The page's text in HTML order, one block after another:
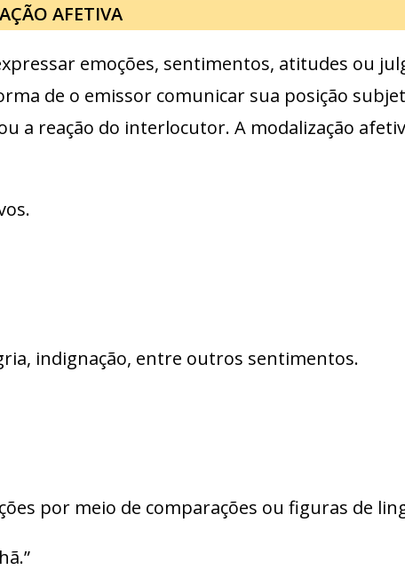
AFETIVA
emoções, sentimentos, atitudes ou
de o emissor comunicar sua posição
a reação do interlocutor. A modalização
indignação, entre outros sentimentos.
por meio de comparações ou figuras de